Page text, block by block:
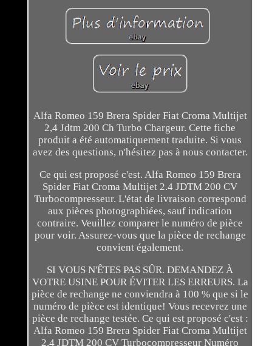
Alfa Romeo 159 Brera Spider Fiat Croma Multijet
2,4 Jdtm 200 Ch Turbo Chargeur. Cette fiche
produit a été automatiquement traduite. Si vous
avez des questions, n'hésitez pas à nous contacter.
Ce qui est proposé c'est. Alfa Romeo 159 Brera
Spider Fiat Croma Multijet 2.4 JDTM 200 CV
Turbocompresseur. L'état de livraison correspond
aux pièces photographiées, sauf indication
contraire. Veuillez comparer le numéro de pièce
pour voir. Assurez-vous que la pièce de rechange
convient également.
SI VOUS N'ÊTES PAS SÛR. DEMANDEZ À
VOTRE USINE POUR ÉVITER LES ERREURS. La
pièce de rechange ne conviendra à 100 % que si le
numéro de pièce est identique! Vous recevrez une
pièce de rechange testée. Ce qui est proposé c'est :
Alfa Romeo 159 Brera Spider Fiat Croma Multijet
2.4 JDTM 200 CV Turbocompresseur Numéro